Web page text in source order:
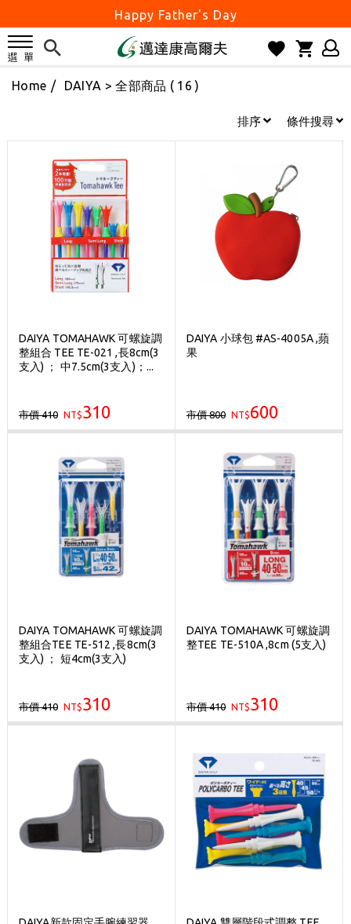
Happy Father's Day
父親節優惠實施中
7月份 門市免費試打日程 已公佈!
防詐騙! 勿信來路不明連結及優惠
歡迎體驗公益店Friends Screen模擬器
刷台新卡滿 $6000 分 3 期 0 利率
Golf Point 會員回饋積點
消費滿 $2000 享免運
Happy Father's Day
父親節優惠實施中
2026邁達康盃 開始受理報名
防詐騙! 勿信來路不明連結及優惠
歡迎體驗公益店Friends Screen模擬器
Golf Point 會員回饋積點
Home / DAIYA > 全部商品 ( 16 )
排序 條件搜尋
DAIYA TOMAHAWK 可螺旋調
整組合 TEE TE-021 ,長8cm(3
支入) ； 中7.5cm(3支入)；...
市價 410 NT$310
DAIYA 小球包 #AS-4005A ,蘋
果
市價 800 NT$600
DAIYA TOMAHAWK 可螺旋調
整組合TEE TE-512 ,長8cm(3
支入) ； 短4cm(3支入)
市價 410 NT$310
DAIYA TOMAHAWK 可螺旋調
整TEE TE-510A ,8cm (5支入)
市價 410 NT$310